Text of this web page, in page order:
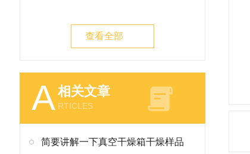
查看全部
A相关文章
RTICLES
简要讲解一下真空干燥箱干燥样品